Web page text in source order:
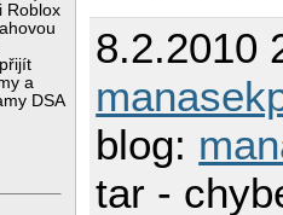
Roblox
a
DSA
8.2.2010
blog:
tar -